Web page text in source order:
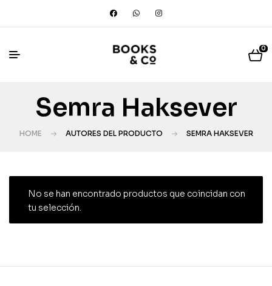
0
Semra Haksever
HOME AUTORES DEL PRODUCTO SEMRA HAKSEVER
No se han encontrado productos que coincidan con
tu selección.